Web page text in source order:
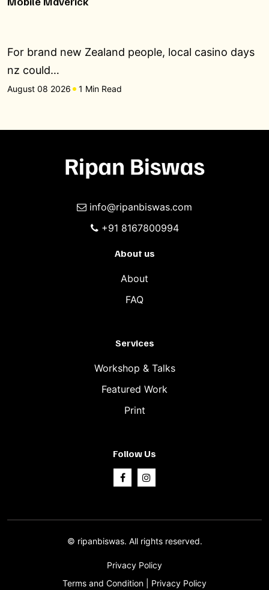
For brand new Zealand people, local casino days
nz could…
August 08 2026 1 Min Read
info@ripanbiswas.com
+91 8167800994
About us
About
FAQ
Services
Workshop & Talks
Featured Work
Print
Follow Us
© ripanbiswas. All rights reserved.
Privacy Policy
Terms and Condition
Privacy Policy